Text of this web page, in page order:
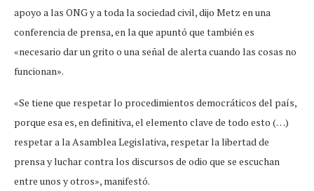
apoyo a las ONG y a toda la sociedad civil, dijo Metz en una
conferencia de prensa, en la que apuntó que también es
«necesario dar un grito o una señal de alerta cuando las cosas no
funcionan».
«Se tiene que respetar lo procedimientos democráticos del país,
porque esa es, en definitiva, el elemento clave de todo esto (…)
respetar a la Asamblea Legislativa, respetar la libertad de
prensa y luchar contra los discursos de odio que se escuchan
entre unos y otros», manifestó.